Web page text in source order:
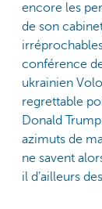
encore les
de son
conférence
ukrainien
regrettable
Donald
azimuts de
ne savent
il d’ailleurs